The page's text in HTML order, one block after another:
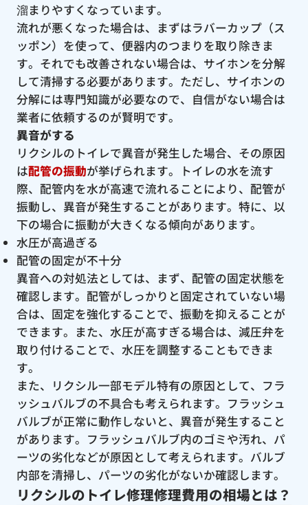
溜まりやすくなっています。
流れが悪くなった場合は、まずはラバーカップ（ス
ッポン）を使って、便器内のつまりを取り除きま
す。それでも改善されない場合は、サイホンを分解
して清掃する必要があります。ただし、サイホンの
分解には専門知識が必要なので、自信がない場合は
業者に依頼するのが賢明です。
異音がする
リクシルのトイレで異音が発生した場合、その原因
は配管の振動が挙げられます。トイレの水を流す
際、配管内を水が高速で流れることにより、配管が
振動し、異音が発生することがあります。特に、以
下の場合に振動が大きくなる傾向があります。
水圧が高過ぎる
配管の固定が不十分
異音への対処法としては、まず、配管の固定状態を
確認します。配管がしっかりと固定されていない場
合は、固定を強化することで、振動を抑えることが
できます。また、水圧が高すぎる場合は、減圧弁を
取り付けることで、水圧を調整することもできま
す。
また、リクシル一部モデル特有の原因として、フラ
ッシュバルブの不具合も考えられます。フラッシュ
バルブが正常に動作しないと、異音が発生すること
があります。フラッシュバルブ内のゴミや汚れ、パ
ーツの劣化などが原因として考えられます。バルブ
内部を清掃し、パーツの劣化がないか確認します。
リクシルのトイレ修理修理費用の相場とは？